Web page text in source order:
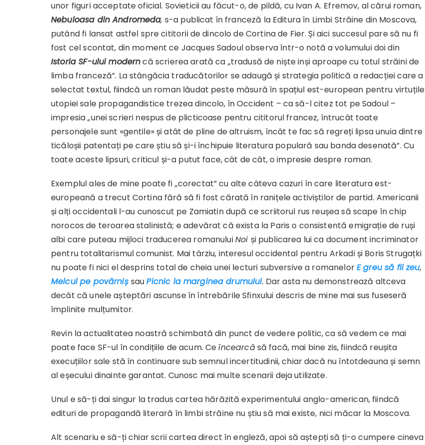
unor figuri acceptate oficial. Sovieticii au făcut-o, de pildă, cu Ivan A. Efremov, al cărui roman,
Nebuloasa din Andromeda, s-a publicat în franceză la Editura în Limbi Străine din Moscova,
putând fi lansat astfel spre cititorii de dincolo de Cortina de Fier. Și aici succesul pare să nu fi
fost cel scontat, din moment ce Jacques Sadoul observa într-o notă a volumului doi din
Istoria SF-ului moderncă scrierea arată ca „tradusă de niște inși aproape cu totul străini de
limba franceză”. La stângăcia traducătorilor se adaugă și strategia politică a redacției care a
selectat textul, fiindcă un roman lăudat peste măsură în spațiul est-european pentru virtuțile
utopiei sale propagandistice trezea dincolo, în Occident – ca să-l citez tot pe Sadoul –
impresia „unei scrieri nespus de plicticoase pentru cititorul francez, întrucât toate
personajele sunt «gentile» și atât de pline de altruism, încât te fac să regreți lipsa unuia dintre
ticăloșii patentați pe care știu să și-i închipuie literatura populară sau banda desenată”. Cu
toate aceste lipsuri, criticul și-a putut face, cât de cât, o impresie despre roman.
Exemplul ales de mine poate fi „corectat” cu alte câteva cazuri în care literatura est-
europeană a trecut Cortina fără să fi fost cărată în ranițele activiștilor de partid. Americanii
și alți occidentali l-au cunoscut pe Zamiatin după ce scriitorul rus reușea să scape în chip
norocos de teroarea stalinistă; e adevărat că exista la Paris o consistentă emigrație de ruși
albi care puteau mijloci traducerea romanuluiNoi și publicarea lui ca document incriminator
pentru totalitarismul comunist. Mai târziu, interesul occidental pentru Arkadi și Boris Strugațki
nu poate fi nici el desprins total de cheia unei lecturi subversive a romanelorE greu să fii zeu,
Melcul pe povârnișsauPicnic la marginea drumului. Dar asta nu demonstrează altceva
decât că unele așteptări ascunse în întrebările Sfinxului descris de mine mai sus fuseseră
împlinite mulțumitor.
Revin la actualitatea noastră schimbată din punct de vedere politic, ca să vedem ce mai
poate face SF-ul în condițiile de acum. Ceîncearcăsă facă, mai bine zis, fiindcă reușita
execuțiilor sale stă în continuare sub semnul incertitudinii, chiar dacă nu întotdeauna și semn
al eșecului dinainte garantat. Cunosc mai multe scenarii deja utilizate.
Unul e să-ți dai singur la tradus cartea hărăzită experimentului anglo-american, fiindcă
edituri de propagandă literară în limbi străine nu știu să mai existe, nici măcar la Moscova.
Alt scenariu e să-ți chiar scrii cartea direct în engleză, apoi să aștepți să ți-o cumpere cineva